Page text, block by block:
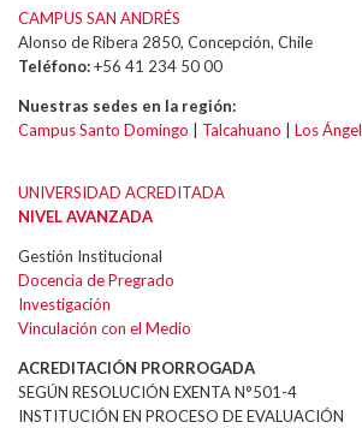
CAMPUS SAN ANDRÉS
Alonso de Ribera 2850, Concepción, Chile
Teléfono:+56 41 234 50 00
Nuestras sedes en la región:
Campus Santo Domingo
Talcahuano Los
UNIVERSIDAD ACREDITADA
NIVEL AVANZADA
Gestión Institucional
Docencia de Pregrado
Investigación
Vinculación con el Medio
ACREDITACIÓN PRORROGADA
SEGÚN RESOLUCIÓN EXENTA N°501-4
INSTITUCIÓN EN PROCESO DE EVALUACIÓN